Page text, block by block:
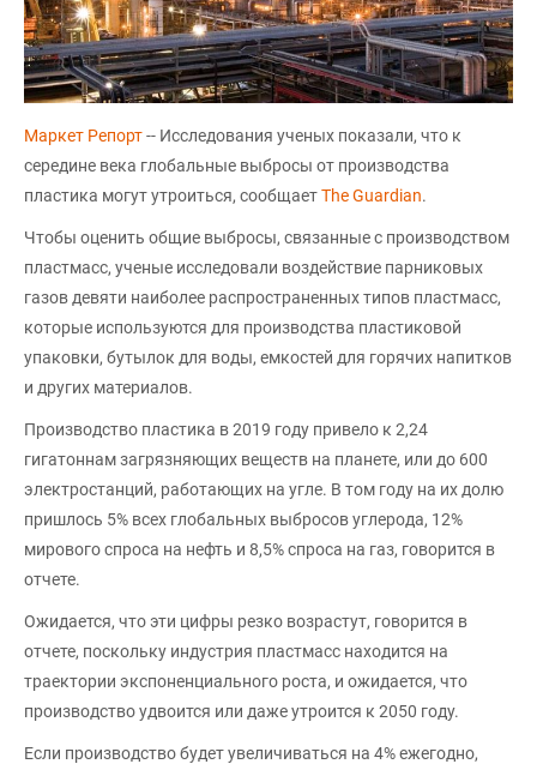
Маркет Репорт-- Исследования ученых показали, что к
середине века глобальные выбросы от производства
пластика могут утроиться, сообщаетThe Guardian.
Чтобы оценить общие выбросы, связанные с производством
пластмасс, ученые исследовали воздействие парниковых
газов девяти наиболее распространенных типов пластмасс,
которые используются для производства пластиковой
упаковки, бутылок для воды, емкостей для горячих напитков
и других материалов.
Производство пластика в 2019 году привело к 2,24
гигатоннам загрязняющих веществ на планете, или до 600
электростанций, работающих на угле. В том году на их долю
пришлось 5% всех глобальных выбросов углерода, 12%
мирового спроса на нефть и 8,5% спроса на газ, говорится в
отчете.
Ожидается, что эти цифры резко возрастут, говорится в
отчете, поскольку индустрия пластмасс находится на
траектории экспоненциального роста, и ожидается, что
производство удвоится или даже утроится к 2050 году.
Если производство будет увеличиваться на 4% ежегодно,